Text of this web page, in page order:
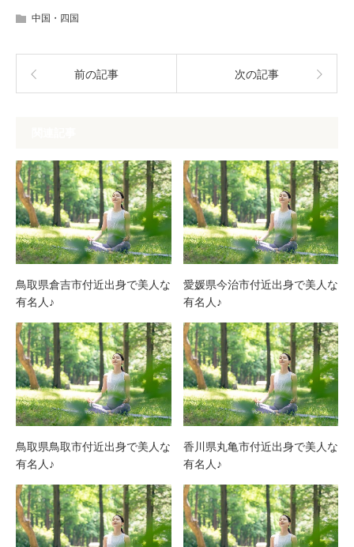
中国・四国
前の記事 次の記事
鳥取県倉吉市付近出身で美人な
有名人♪
愛媛県今治市付近出身で美人な
有名人♪
鳥取県鳥取市付近出身で美人な
有名人♪
香川県丸亀市付近出身で美人な
有名人♪